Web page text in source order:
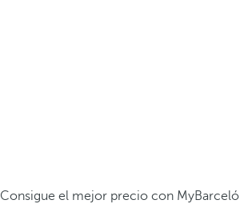
Consigue el mejor precio con MyBarceló